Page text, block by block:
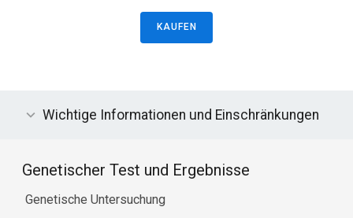
KAUFEN
Wichtige Informationen und Einschränkungen
Genetischer Test und Ergebnisse
Genetische Untersuchung